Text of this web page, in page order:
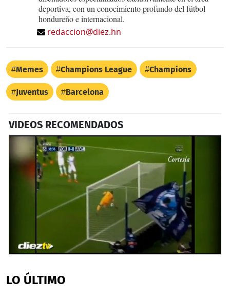
deportiva, con un conocimiento profundo del fútbol
hondureño e internacional.
redaccion@diez.hn
Memes Champions League Champions
Juventus Barcelona
VIDEOS RECOMENDADOS
of
1
LO ÚLTIMO